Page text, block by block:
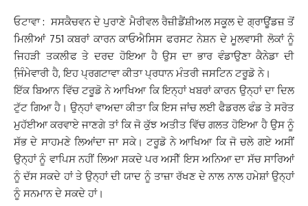
ਓਟਾਵਾ : ਸਸਕੈਚਵਨ ਦੇ ਪੁਰਾਣੇ ਮੈਰੀਵਲ ਰੈਜ਼ੀਡੈਂਸ਼ੀਅਲ ਸਕੂਲ ਦੇ ਗ੍ਰਾਊਂਡਜ਼ ਤੋਂ
ਮਿਲੀਆਂ 751 ਕਬਰਾਂ ਕਾਰਨ ਕਾਓਐਸਿਸ ਫਰਸਟ ਨੇਸ਼ਨ ਦੇ ਮੂਲਵਾਸੀ ਲੋਕਾਂ ਨੂੰ
ਜਿਹੜੀ ਤਕਲੀਫ ਤੇ ਦਰਦ ਹੋਇਆ ਹੈ ਉਸ ਦਾ ਭਾਰ ਵੰਡਾਉਣਾ ਕੈਨੇਡਾ ਦੀ
ਜਿ਼ੰਮੇਵਾਰੀ ਹੈ, ਇਹ ਪ੍ਰਗਟਾਵਾ ਕੀਤਾ ਪ੍ਰਧਾਨ ਮੰਤਰੀ ਜਸਟਿਨ ਟਰੂਡੋ ਨੇ।
ਇੱਕ ਬਿਆਨ ਵਿੱਚ ਟਰੂਡੋ ਨੇ ਆਖਿਆ ਕਿ ਇਨ੍ਹਾਂ ਖਬਰਾਂ ਕਾਰਨ ਉਨ੍ਹਾਂ ਦਾ ਦਿਲ
ਟੁੱਟ ਗਿਆ ਹੈ। ਉਨ੍ਹਾਂ ਵਾਅਦਾ ਕੀਤਾ ਕਿ ਇਸ ਜਾਂਚ ਲਈ ਫੈਡਰਲ ਫੰਡ ਤੇ ਸਰੋਤ
ਮੁਹੱਈਆ ਕਰਵਾਏ ਜਾਣਗੇ ਤਾਂ ਕਿ ਜੋ ਕੁੱਝ ਅਤੀਤ ਵਿੱਚ ਗਲਤ ਹੋਇਆ ਹੈ ਉਸ ਨੂੰ
ਸੱਭ ਦੇ ਸਾਹਮਣੇ ਲਿਆਂਦਾ ਜਾ ਸਕੇ। ਟਰੂਡੋ ਨੇ ਆਖਿਆ ਕਿ ਜੋ ਚਲੇ ਗਏ ਅਸੀਂ
ਉਨ੍ਹਾਂ ਨੂੰ ਵਾਪਿਸ ਨਹੀਂ ਲਿਆ ਸਕਦੇ ਪਰ ਅਸੀੱ ਇਸ ਅਨਿਆ ਦਾ ਸੱਚ ਸਾਰਿਆਂ
ਨੂੰ ਦੱਸ ਸਕਦੇ ਹਾਂ ਤੇ ਉਨ੍ਹਾਂ ਦੀ ਯਾਦ ਨੂੰ ਤਾਜ਼ਾ ਰੱਖਣ ਦੇ ਨਾਲ ਨਾਲ ਹਮੇਸ਼ਾਂ ਉਨ੍ਹਾਂ
ਨੂੰ ਸਨਮਾਨ ਦੇ ਸਕਦੇ ਹਾਂ।